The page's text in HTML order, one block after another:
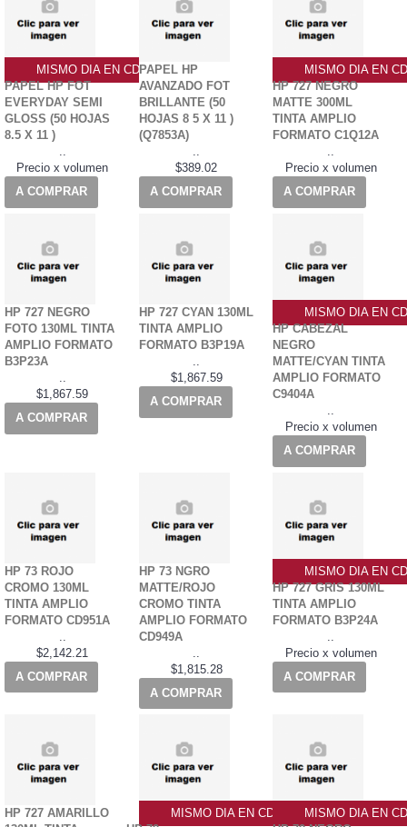
MISMO DIA EN CDMX
PAPEL HP FOT
EVERYDAY SEMI
GLOSS (50 HOJAS
8.5 X 11 )
..
Precio x volumen
A COMPRAR
PAPEL HP
AVANZADO FOT
BRILLANTE (50
HOJAS 8 5 X 11 )
(Q7853A)
..
$389.02
A COMPRAR
MISMO DIA EN
HP 727 NEGRO
MATTE 300ML
TINTA AMPLIO
FORMATO C1Q12A
..
Precio x volumen
A COMPRAR
HP 727 NEGRO
FOTO 130ML TINTA
AMPLIO FORMATO
B3P23A
$1,867.59
A COMPRAR
HP 727 CYAN 130ML
TINTA AMPLIO
FORMATO B3P19A
$1,867.59
A COMPRAR
MISMO DIA EN
HP CABEZAL
NEGRO
MATTE/CYAN TINTA
AMPLIO FORMATO
C9404A
Precio x volumen
A COMPRAR
HP 73 ROJO
CROMO 130ML
TINTA AMPLIO
FORMATO CD951A
$2,142.21
A COMPRAR
HP 73 NGRO
MATTE/ROJO
CROMO TINTA
AMPLIO FORMATO
CD949A
$1,815.28
A COMPRAR
MISMO DIA EN
HP 727 GRIS 130ML
TINTA AMPLIO
FORMATO B3P24A
Precio x volumen
A COMPRAR
HP 727 AMARILLO
MISMO DIA EN CDMX
MISMO DIA EN